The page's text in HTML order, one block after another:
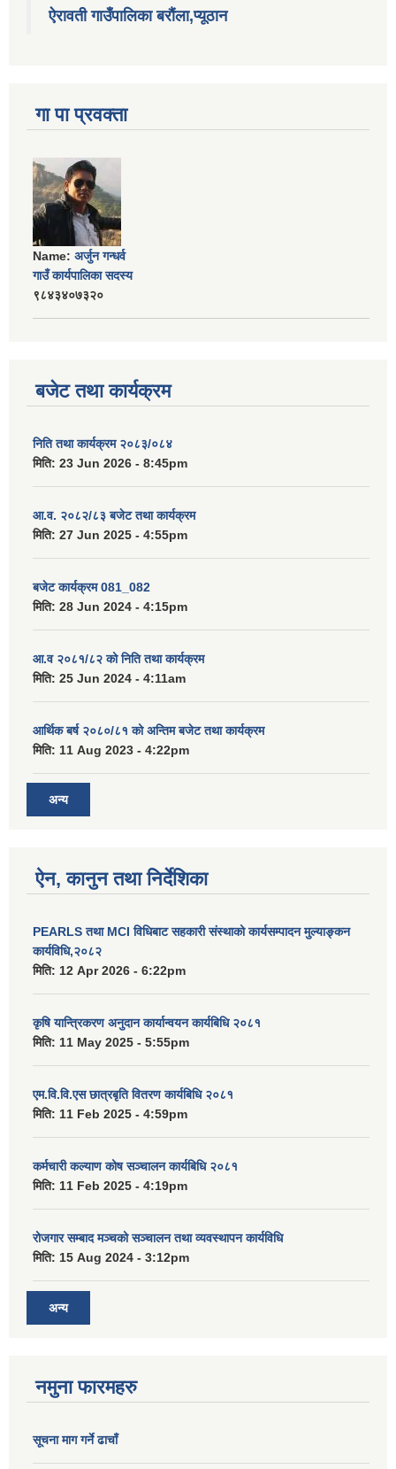
ऐरावती गाउँपालिका बरौंला,प्यूठान
गा पा प्रवक्ता
Name: अर्जुन गन्धर्व
गाउँ कार्यपालिका सदस्य
९८४३४०७३२०
बजेट तथा कार्यक्रम
निति तथा कार्यक्रम २०८३/०८४
मिति: 23 Jun 2026 - 8:45pm
आ.व. २०८२/८३ बजेट तथा कार्यक्रम
मिति: 27 Jun 2025 - 4:55pm
बजेट कार्यक्रम 081_082
मिति: 28 Jun 2024 - 4:15pm
आ.व २०८१/८२ को निति तथा कार्यक्रम
मिति: 25 Jun 2024 - 4:11am
आर्थिक बर्ष २०८०/८१ को अन्तिम बजेट तथा कार्यक्रम
मिति: 11 Aug 2023 - 4:22pm
अन्य
ऐन, कानुन तथा निर्देशिका
PEARLS तथा MCI विधिबाट सहकारी संस्थाको कार्यसम्पादन मुल्याङ्कन
कार्यविधि,२०८२
मिति: 12 Apr 2026 - 6:22pm
कृषि यान्त्रिकरण अनुदान कार्यान्वयन कार्यबिधि २०८१
मिति: 11 May 2025 - 5:55pm
एम.वि.वि.एस छात्रबृति वितरण कार्यबिधि २०८१
मिति: 11 Feb 2025 - 4:59pm
कर्मचारी कल्याण कोष सञ्चालन कार्यबिधि २०८१
मिति: 11 Feb 2025 - 4:19pm
रोजगार सम्बाद मञ्चको सञ्चालन तथा व्यवस्थापन कार्यविधि
मिति: 15 Aug 2024 - 3:12pm
अन्य
नमुना फारमहरु
सूचना माग गर्ने ढाचाँ